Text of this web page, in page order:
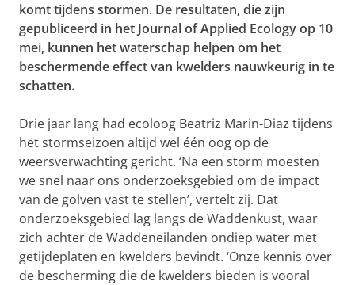
komt tijdens stormen. De resultaten, die zijn
gepubliceerd in het Journal of Applied Ecology op 10
mei, kunnen het waterschap helpen om het
beschermende effect van kwelders nauwkeurig in te
schatten.
Drie jaar lang had ecoloog Beatriz Marin-Diaz tijdens
het stormseizoen altijd wel één oog op de
weersverwachting gericht. ‘Na een storm moesten
we snel naar ons onderzoeksgebied om de impact
van de golven vast te stellen’, vertelt zij. Dat
onderzoeksgebied lag langs de Waddenkust, waar
zich achter de Waddeneilanden ondiep water met
getijdeplaten en kwelders bevindt. ‘Onze kennis over
de bescherming die de kwelders bieden is vooral